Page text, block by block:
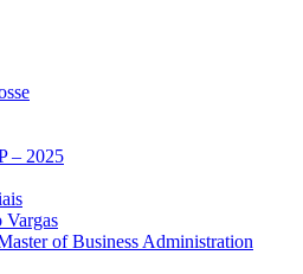
– 2025
Vargas
of Business Administration